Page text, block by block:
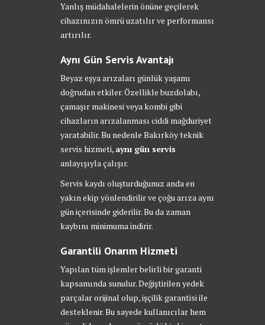
Yanlış müdahalelerin önüne geçilerek
cihazınızın ömrü uzatılır ve performansı
artırılır.
Aynı Gün Servis Avantajı
Beyaz eşya arızaları günlük yaşamı
doğrudan etkiler. Özellikle buzdolabı,
çamaşır makinesi veya kombi gibi
cihazların arızalanması ciddi mağduriyet
yaratabilir. Bu nedenle Bakırköy teknik
servis hizmeti, aynı gün servis
anlayışıyla çalışır.
Servis kaydı oluşturduğunuz anda en
yakın ekip yönlendirilir ve çoğu arıza aynı
gün içerisinde giderilir. Bu da zaman
kaybını minimuma indirir.
Garantili Onarım Hizmeti
Yapılan tüm işlemler belirli bir garanti
kapsamında sunulur. Değiştirilen yedek
parçalar orijinal olup, işçilik garantisi ile
desteklenir. Bu sayede kullanıcılar hem